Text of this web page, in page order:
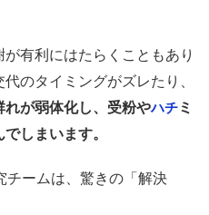
有利にはたらくこともあり
のタイミングがズレたり、
れが弱体化し、受粉やハチミ
しまいます。
チームは、驚きの「解決